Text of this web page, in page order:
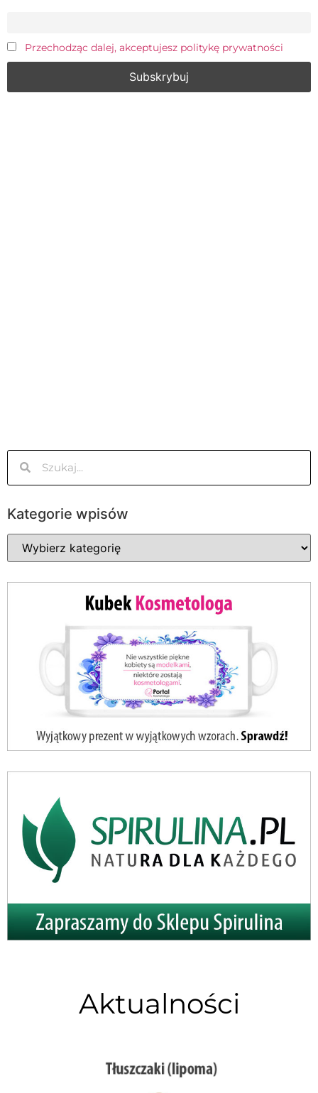
Przechodząc dalej, akceptujesz politykę prywatności
Kategorie wpisów
Aktualności